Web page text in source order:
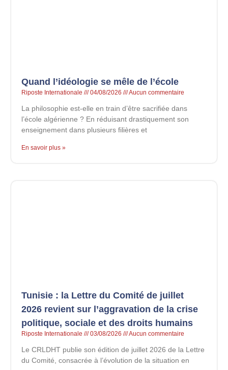
Quand l’idéologie se mêle de l’école
Riposte Internationale 04/08/2026 Aucun commentaire
La philosophie est-elle en train d’être sacrifiée dans
l’école algérienne ? En réduisant drastiquement son
enseignement dans plusieurs filières et
En savoir plus »
Tunisie : la Lettre du Comité de juillet
2026 revient sur l’aggravation de la crise
politique, sociale et des droits humains
Riposte Internationale 03/08/2026 Aucun commentaire
Le CRLDHT publie son édition de juillet 2026 de la Lettre
du Comité, consacrée à l’évolution de la situation en